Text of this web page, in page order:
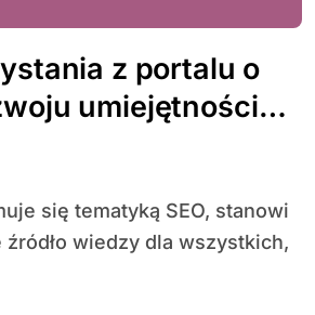
z portalu o
umiejętności
stron
wiedzy dla wszystkich,